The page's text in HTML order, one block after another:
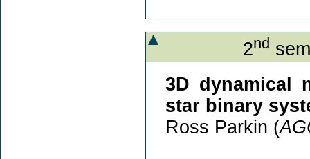
2nd
3D dynamical
star binary
Ross Parkin (